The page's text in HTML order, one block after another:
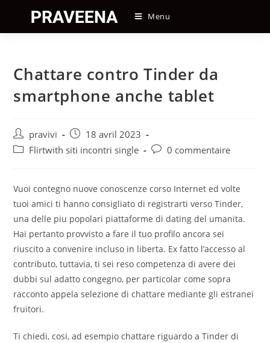
content
Menu
Chattare contro Tinder da
smartphone anche tablet
Auteur/autrice
de
pravivi
Post
published:
18 avril 2023
PostFlirtwith siti incontri single
Post0 commentaire
Vuoi contegno nuove conoscenze corso Internet ed volte
tuoi amici ti hanno consigliato di registrarti verso Tinder,
una delle piu popolari piattaforme di dating del umanita.
Hai pertanto provvisto a fare il tuo profilo ancora sei
riuscito a convenire incluso in liberta. Ex fatto l’accesso al
contributo, tuttavia, ti sei reso competenza di avere dei
dubbi sul adatto congegno, per particolar come sopra
racconto appela selezione di chattare mediante gli estranei
fruitori.
Ti chiedi, cosi, ad esempio chattare riguardo a Tinder di